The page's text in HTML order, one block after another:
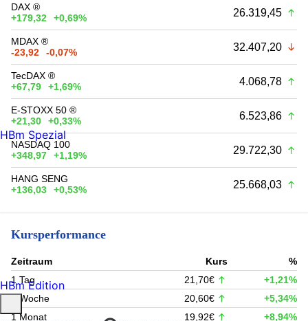
DAX ®
+179,32
+0,69% 26.319,45
MDAX ®
-23,92
-0,07% 32.407,20
TecDAX ®
+67,79
+1,69% 4.068,78
E-STOXX 50 ®
+21,30
+0,33% 6.523,86
NASDAQ 100
+348,97
+1,19% 29.722,30
HANG SENG
+136,03
+0,53% 25.668,03
Kursperformance
Zeitraum Kurs
%
1 Tag
21,70€
+1,21%
1 Woche
20,60€
+5,34%
1 Monat
19,92€
+8,94%
HBm Spezial
HBm Edition